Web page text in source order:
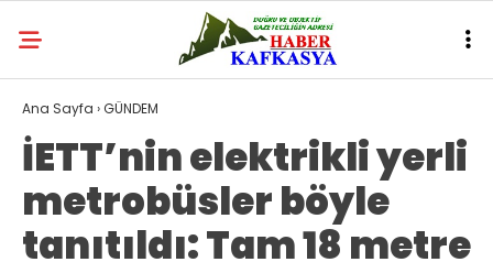
Ana Sayfa ›GÜNDEM
İETT’nin elektrikli yerli
metrobüsler böyle
tanıtıldı: Tam 18 metre